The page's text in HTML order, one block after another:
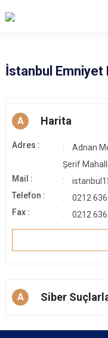
İstanbul Emniyet
A Harita
Adres :
Adnan
Şerif
Mail :
Telefon :
0212
Fax :
0212
A Siber